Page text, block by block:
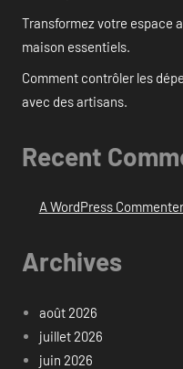
Transformez votre espace
maison essentiels.
Comment contrôler les
avec des artisans.
Recent
A WordPress Commenter
Archives
août 2026
juillet 2026
juin 2026